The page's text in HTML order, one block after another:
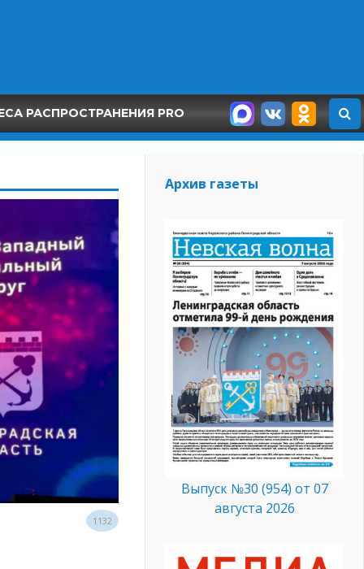
РАСПРОСТРАНЕНИЯ PRO
1132
Архив газеты
Выпуск №30 (954) от 07
августа 2026